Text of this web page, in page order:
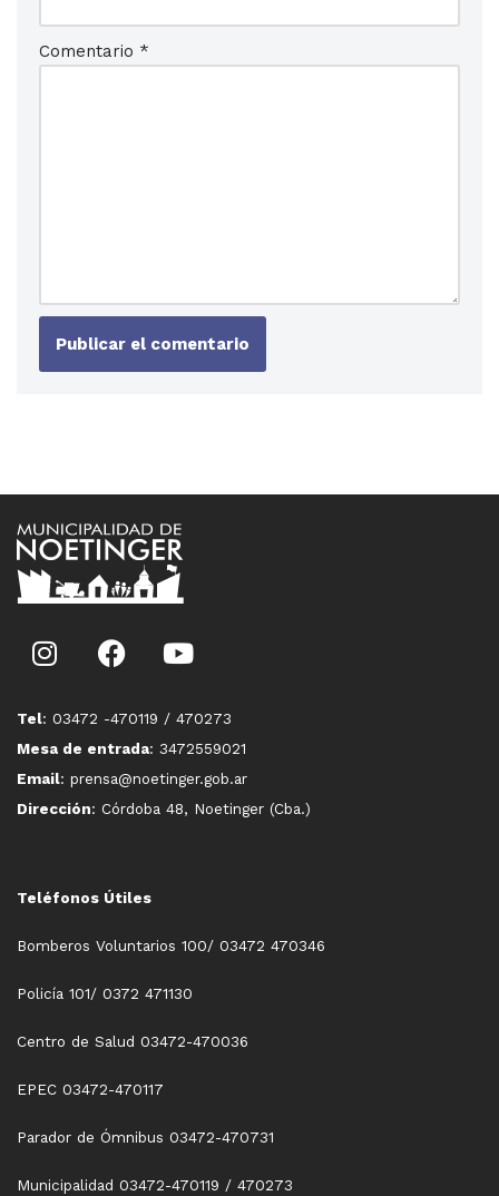
Comentario *
Tel: 03472 -470119 / 470273
Mesa de entrada: 3472559021
Email: prensa@noetinger.gob.ar
Dirección: Córdoba 48, Noetinger (Cba.)
Teléfonos Útiles
Bomberos Voluntarios 100/ 03472 470346
Policía 101/ 0372 471130
Centro de Salud 03472-470036
EPEC 03472-470117
Parador de Ómnibus 03472-470731
Municipalidad 03472-470119 / 470273